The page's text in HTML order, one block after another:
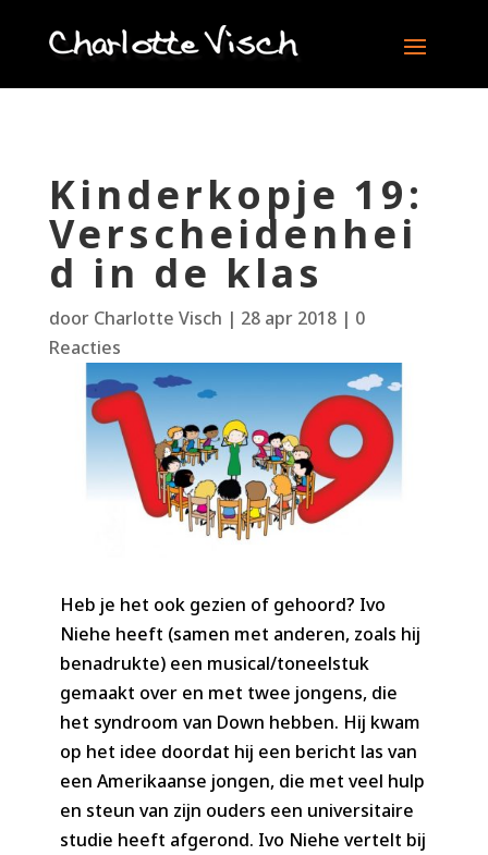
Kinderkopje 19:
Verscheidenhei
d in de klas
door Charlotte Visch | 28 apr 2018| 0
Reacties
Heb je het ook gezien of gehoord? Ivo
Niehe heeft (samen met anderen, zoals hij
benadrukte) een musical/toneelstuk
gemaakt over en met twee jongens, die
het syndroom van Down hebben. Hij kwam
op het idee doordat hij een bericht las van
een Amerikaanse jongen, die met veel hulp
en steun van zijn ouders een universitaire
studie heeft afgerond. Ivo Niehe vertelt bij